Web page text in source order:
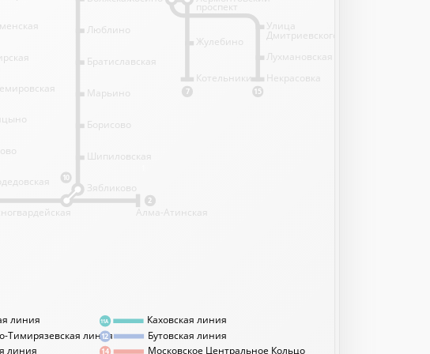
линия
Тимирязевская линия
линия
Каховская линия
Бутовская линия
Московское Центральное Кольцо
11А
12
14
7
2
10
15
проспект
Жулебино
Котельники
Люблино
Братиславская
Марьино
Борисово
Шипиловская
Зябликово
Алма-Атинская
Улица
Дмитриевского
Лухмановская
Некрасовка